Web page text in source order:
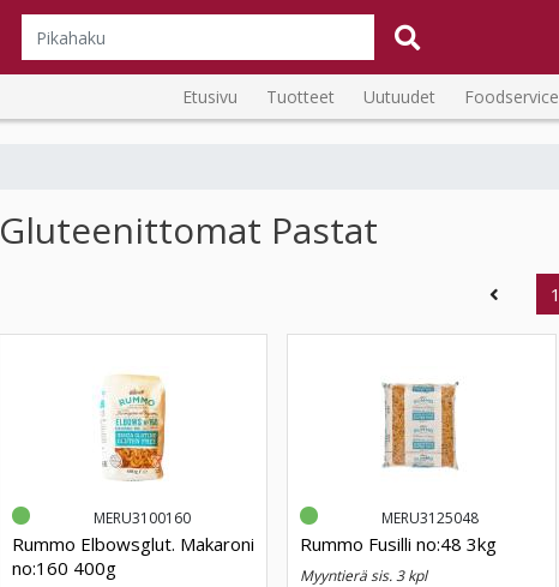
Etusivu Tuotteet Uutuudet Foodservice
Gluteenittomat Pastat
1
MERU3100160
Rummo Elbowsglut. Makaroni
no:160 400g
MERU3125048
Rummo Fusilli no:48 3kg
myyntierä sis. 3 kpl